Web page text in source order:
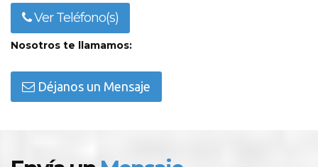
Ver Teléfono(s)
Nosotros te llamamos:
Déjanos un Mensaje